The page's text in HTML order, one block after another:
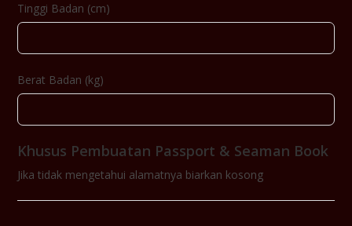
Tinggi Badan (cm)
Berat Badan (kg)
Khusus Pembuatan Passport & Seaman Book
Jika tidak mengetahui alamatnya biarkan kosong